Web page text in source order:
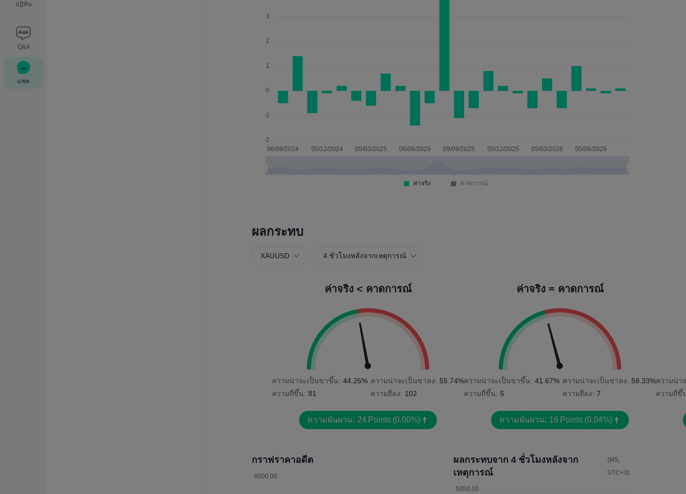
ปฏิทิน
Q&A
แชท
ผลกระทบ
XAUUSD 4 ชั่วโมงหลังจากเหตุการณ์
ค่าจริง < คาดการณ์
ความน่าจะเป็นขาขึ้น: 44.26%
ความถี่ขึ้น: 81
ความน่าจะเป็นขาลง: 55.74%
ความถี่ลง: 102
ความผันผวน: 24 Points (0.00%)
ค่าจริง = คาดการณ์
ความน่าจะเป็นขาขึ้น: 41.67%
ความถี่ขึ้น: 5
ความน่าจะเป็นขาลง: 58.33%
ความถี่ลง: 7
ความผันผวน: 16 Points (0.04%)
ความน่า
ความถี่ขึ้
กราฟราคาอดีต
ผลกระทบจาก 4 ชั่วโมงหลังจาก
เหตุการณ์
(M5,
UTC+3)